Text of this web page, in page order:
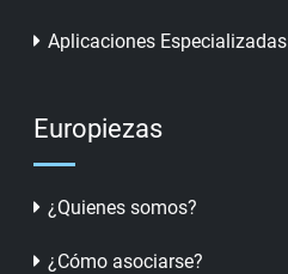
Aplicaciones Especializadas
Europiezas
¿Quienes somos?
¿Cómo asociarse?